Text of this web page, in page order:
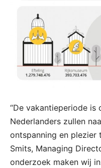
“De vakantieperiode is
Nederlanders zullen
ontspanning en plezier
Smits, Managing
onderzoek maken wij